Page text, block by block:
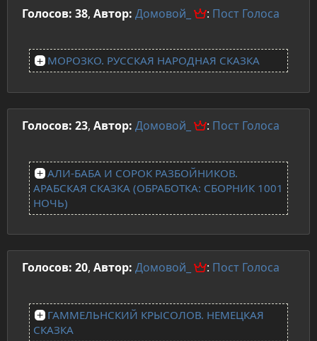
Голосов: 38, Автор: Домовой_ : Пост Голоса
МОРОЗКО. РУССКАЯ НАРОДНАЯ СКАЗКА
Голосов: 23, Автор: Домовой_ : Пост Голоса
АЛИ-БАБА И СОРОК РАЗБОЙНИКОВ.
АРАБСКАЯ СКАЗКА (ОБРАБОТКА: СБОРНИК 1001
НОЧЬ)
Голосов: 20, Автор: Домовой_ : Пост Голоса
ГАММЕЛЬНСКИЙ КРЫСОЛОВ. НЕМЕЦКАЯ
СКАЗКА